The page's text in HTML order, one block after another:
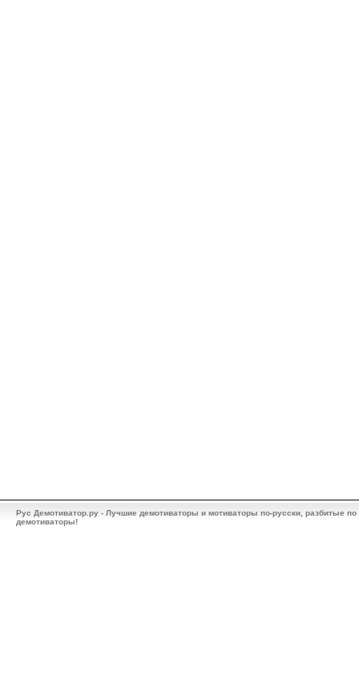
Рус Демотиватор.ру - Лучшие демотиваторы и мотиваторы по-русски, разбитые
демотиваторы!